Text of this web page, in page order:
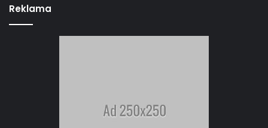
Reklama